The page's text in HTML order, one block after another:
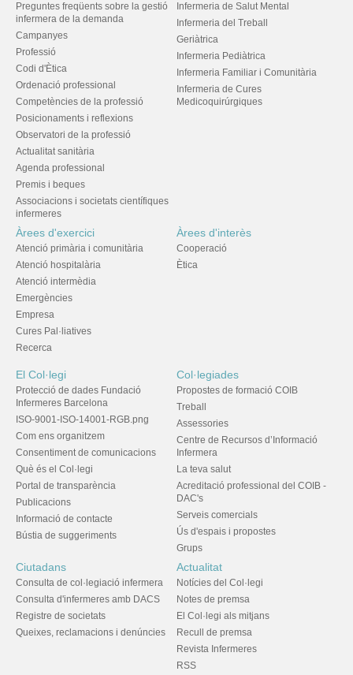
Preguntes freqüents sobre la gestió
infermera de la demanda
Campanyes
Professió
Codi d'Ètica
Ordenació professional
Competències de la professió
Posicionaments i reflexions
Observatori de la professió
Actualitat sanitària
Agenda professional
Premis i beques
Associacions i societats científiques
infermeres
Infermeria de Salut Mental
Infermeria del Treball
Geriàtrica
Infermeria Pediàtrica
Infermeria Familiar i Comunitària
Infermeria de Cures
Medicoquirúrgiques
Àrees d'exercici
Atenció primària i comunitària
Atenció hospitalària
Atenció intermèdia
Emergències
Empresa
Cures Pal·liatives
Recerca
Àrees d'interès
Cooperació
Ètica
El Col·legi
Protecció de dades Fundació
Infermeres Barcelona
ISO-9001-ISO-14001-RGB.png
Com ens organitzem
Consentiment de comunicacions
Què és el Col·legi
Portal de transparència
Publicacions
Informació de contacte
Bústia de suggeriments
Col·legiades
Propostes de formació COIB
Treball
Assessories
Centre de Recursos d’Informació
Infermera
La teva salut
Acreditació professional del COIB -
DAC's
Serveis comercials
Ús d'espais i propostes
Grups
Ciutadans
Consulta de col·legiació infermera
Consulta d'infermeres amb DACS
Registre de societats
Queixes, reclamacions i denúncies
Actualitat
Notícies del Col·legi
Notes de premsa
El Col·legi als mitjans
Recull de premsa
Revista Infermeres
RSS